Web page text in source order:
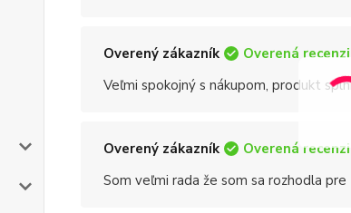
Overený zákazník Overená
Veľmi spokojný s nákupom, produkt
Overený zákazník Overená
Som veľmi rada že som sa rozhodla